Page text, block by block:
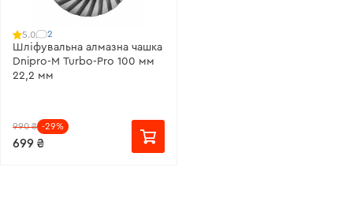
5.0 2
Шліфувальна алмазна чашка
Dnipro-M Turbo-Pro 100 мм
22,2 мм
990 ₴ -29%
699 ₴